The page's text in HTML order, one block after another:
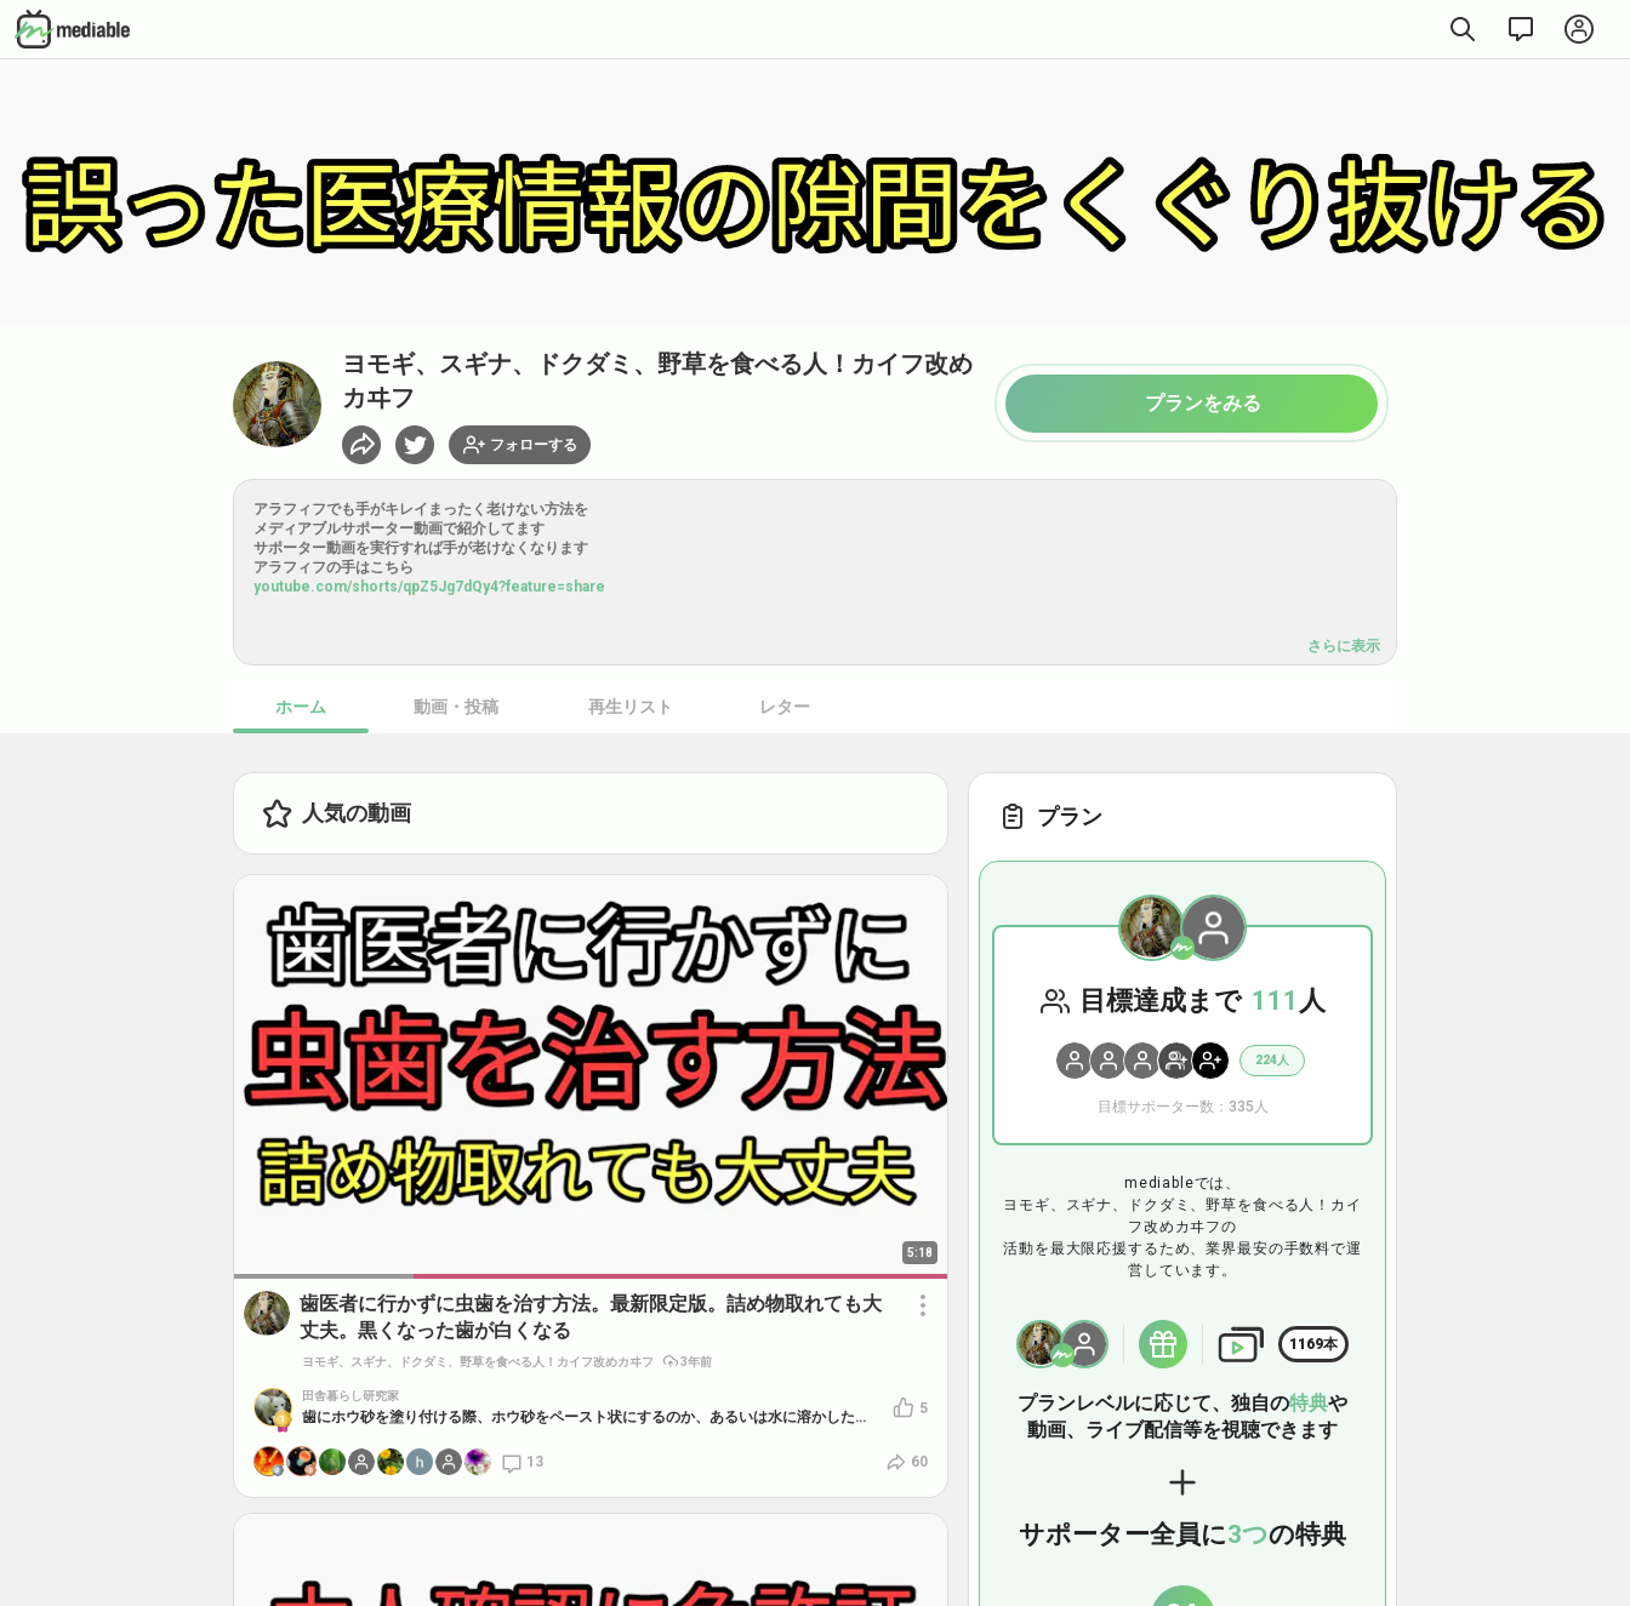
ヨモギ、スギナ、ドクダミ、野草を食べる人！カイフ改め
カヰフ
フォローする
プランをみる
おすすめチャンネル
ヨモギ、スギナ、ドクダミ、野草を食べる人！カイフ改めカヰフ と関連性が高いチャンネル
合計0人がおすすめです
アラフィフでも手がキレイまったく老けない方法を
メディアブルサポーター動画で紹介してます
サポーター動画を実行すれば手が老けなくなります
アラフィフの手はこちら
youtube.com/shorts/qpZ5Jg7dQy4?feature=share
youtube.com/channel/UCvqyI61m7Fo7NLQoxaFPofQ
カイフのニコニコ動画
さらに表示
ホーム 動画・投稿 再生リスト レター
人気の動画
5:18
歯医者に行かずに虫歯を治す方法。最新限定版。詰め物取れても大
丈夫。黒くなった歯が白くなる
ヨモギ、スギナ、ドクダミ、野草を食べる人！カイフ改めカヰフ 3年前
田舎暮らし研究家
歯にホウ砂を塗り付ける際、ホウ砂をペースト状にするのか、あるいは水に溶かした物を塗るのか知りたいです。 5
13 60
プラン
目標達成まで 111 人
224人
目標サポーター数：335人
mediableでは、
ヨモギ、スギナ、ドクダミ、野草を食べる人！カイ
フ改めカヰフの
活動を最大限応援するため、業界最安の手数料で運
営しています。
1169本
プランレベルに応じて、独自の特典や
動画、ライブ配信等を視聴できます
サポーター全員に3つの特典